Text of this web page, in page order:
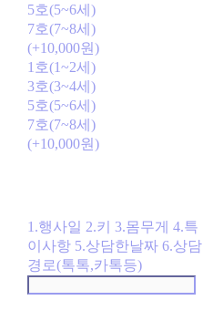
5호(5~6세)
7호(7~8세)
(+10,000원)
1호(1~2세)
3호(3~4세)
5호(5~6세)
7호(7~8세)
(+10,000원)
1.행사일 2.키 3.몸무게 4.특
이사항 5.상담한날짜 6.상담
경로(톡톡,카톡등)